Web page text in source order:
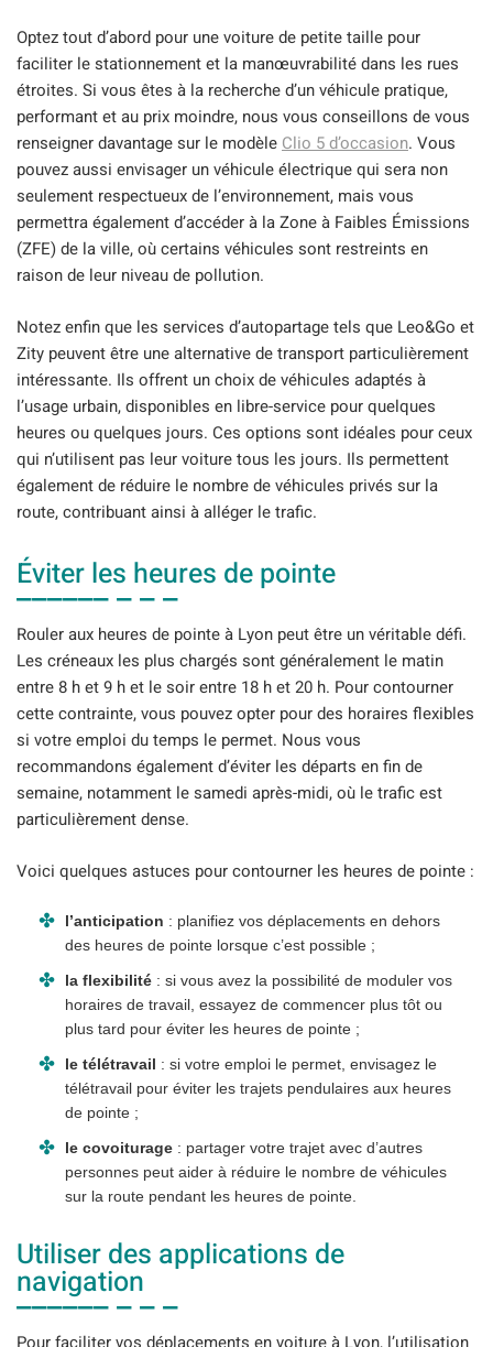
Optez tout d’abord pour une voiture de petite taille pour
faciliter le stationnement et la manœuvrabilité dans les rues
étroites. Si vous êtes à la recherche d’un véhicule pratique,
performant et au prix moindre, nous vous conseillons de vous
renseigner davantage sur le modèle Clio 5 d’occasion. Vous
pouvez aussi envisager un véhicule électrique qui sera non
seulement respectueux de l’environnement, mais vous
permettra également d’accéder à la Zone à Faibles Émissions
(ZFE) de la ville, où certains véhicules sont restreints en
raison de leur niveau de pollution.
Notez enfin que les services d’autopartage tels que Leo&Go et
Zity peuvent être une alternative de transport particulièrement
intéressante. Ils offrent un choix de véhicules adaptés à
l’usage urbain, disponibles en libre-service pour quelques
heures ou quelques jours. Ces options sont idéales pour ceux
qui n’utilisent pas leur voiture tous les jours. Ils permettent
également de réduire le nombre de véhicules privés sur la
route, contribuant ainsi à alléger le trafic.
Éviter les heures de pointe
Rouler aux heures de pointe à Lyon peut être un véritable défi.
Les créneaux les plus chargés sont généralement le matin
entre 8 h et 9 h et le soir entre 18 h et 20 h. Pour contourner
cette contrainte, vous pouvez opter pour des horaires flexibles
si votre emploi du temps le permet. Nous vous
recommandons également d’éviter les départs en fin de
semaine, notamment le samedi après-midi, où le trafic est
particulièrement dense.
Voici quelques astuces pour contourner les heures de pointe :
l’anticipation : planifiez vos déplacements en dehors
des heures de pointe lorsque c’est possible ;
la flexibilité : si vous avez la possibilité de moduler vos
horaires de travail, essayez de commencer plus tôt ou
plus tard pour éviter les heures de pointe ;
le télétravail : si votre emploi le permet, envisagez le
télétravail pour éviter les trajets pendulaires aux heures
de pointe ;
le covoiturage : partager votre trajet avec d’autres
personnes peut aider à réduire le nombre de véhicules
sur la route pendant les heures de pointe.
Utiliser des applications de
navigation